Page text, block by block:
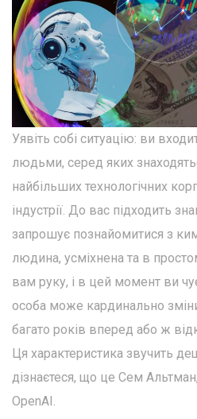
Уявіть собі ситуацію: ви
людьми, серед яких
найбільших технологічних
індустрії. До вас підходить
запрошує познайомитися з
людина, усміхнена та в
вам руку, і в цей момент ви
особа може кардинально
багато років вперед або ж
Ця характеристика звучить
дізнаєтеся, що це Сем
OpenAI.